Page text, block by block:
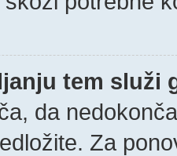
tem služi
da
Za